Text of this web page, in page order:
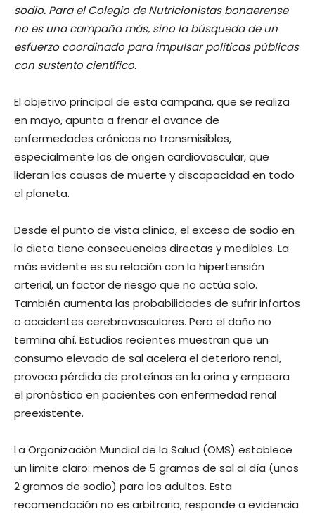
sodio. Para el Colegio de Nutricionistas bonaerense
no es una campaña más, sino la búsqueda de un
esfuerzo coordinado para impulsar políticas públicas
con sustento científico.
El objetivo principal de esta campaña, que se realiza
en mayo, apunta a frenar el avance de
enfermedades crónicas no transmisibles,
especialmente las de origen cardiovascular, que
lideran las causas de muerte y discapacidad en todo
el planeta.
Desde el punto de vista clínico, el exceso de sodio en
la dieta tiene consecuencias directas y medibles. La
más evidente es su relación con la hipertensión
arterial, un factor de riesgo que no actúa solo.
También aumenta las probabilidades de sufrir infartos
o accidentes cerebrovasculares. Pero el daño no
termina ahí. Estudios recientes muestran que un
consumo elevado de sal acelera el deterioro renal,
provoca pérdida de proteínas en la orina y empeora
el pronóstico en pacientes con enfermedad renal
preexistente.
La Organización Mundial de la Salud (OMS) establece
un límite claro: menos de 5 gramos de sal al día (unos
2 gramos de sodio) para los adultos. Esta
recomendación no es arbitraria; responde a evidencia